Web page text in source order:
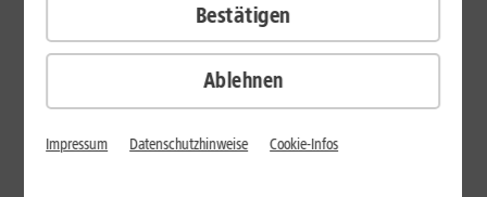
ab 29,99
€/Monat*
Verfügbarkeit prüfen
Ablehnen
Bestätigen
Impressum Datenschutzhinweise Cookie-Infos